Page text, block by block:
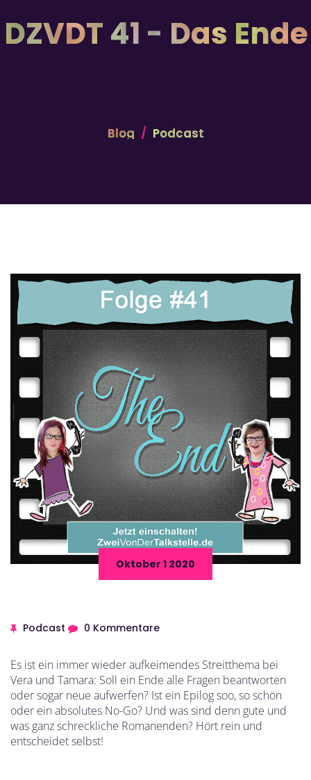
DZVDT 41 - Das Ende
Blog Podcast
Oktober 1 2020
Podcast 0 Kommentare
Es ist ein immer wieder aufkeimendes Streitthema bei
Vera und Tamara: Soll ein Ende alle Fragen beantworten
oder sogar neue aufwerfen? Ist ein Epilog soo, so schön
oder ein absolutes No-Go? Und was sind denn gute und
was ganz schreckliche Romanenden? Hört rein und
entscheidet selbst!